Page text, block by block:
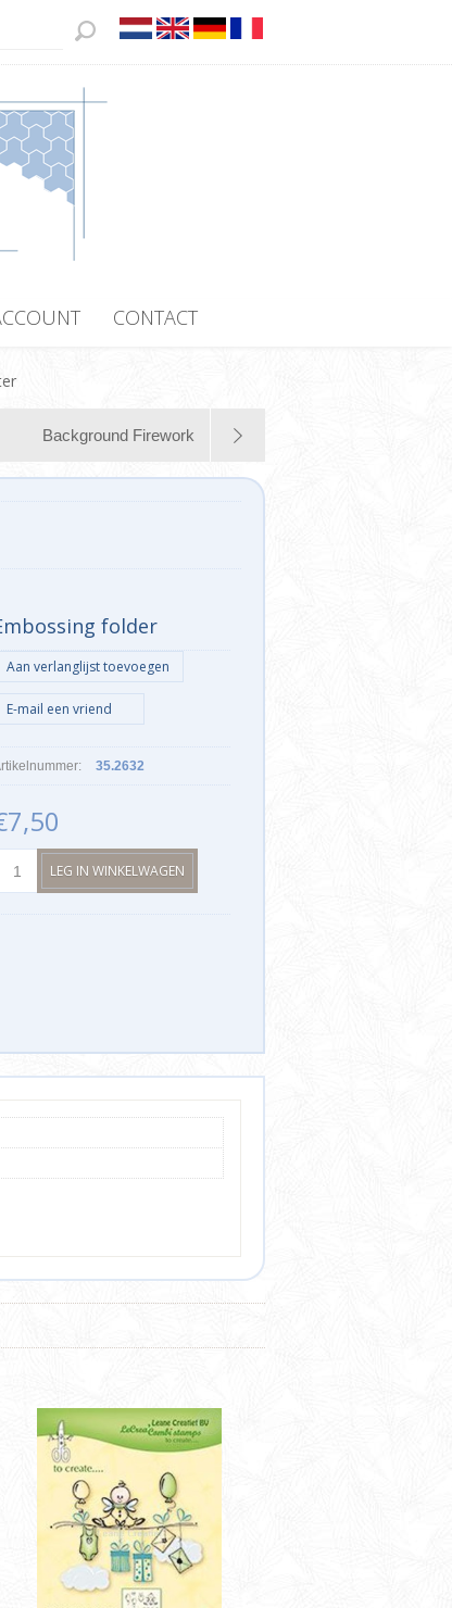
CONTACT
Background Firework
folder
35.2632